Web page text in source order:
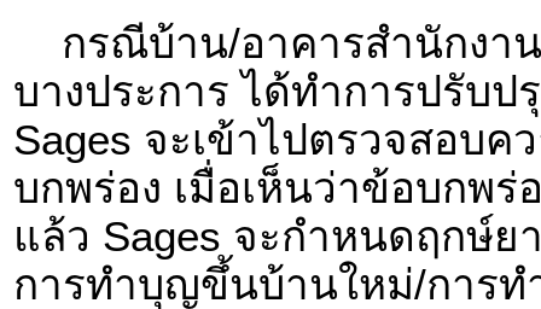
กรณีบ้าน/อาคารสำนักงาน
บางประการ ได้ทำการปรับ
Sages จะเข้าไปตรวจสอบ
บกพร่อง เมื่อเห็นว่าข้อบกพ
แล้ว Sages จะกำหนดฤกษ์ย
การทำบุญขึ้นบ้านใหม่/การ